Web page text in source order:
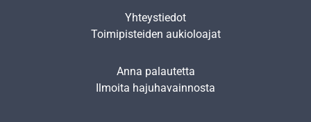
Yhteystiedot
Toimipisteiden aukioloajat
Anna palautetta
Ilmoita hajuhavainnosta